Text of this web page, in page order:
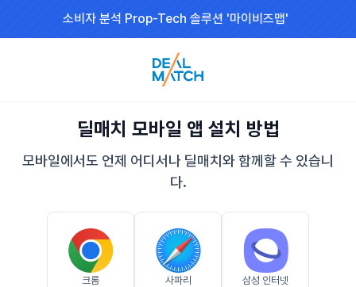
소비자 분석 Prop-Tech 솔루션 '마이비즈맵'
딜매치 모바일 앱 설치 방법
모바일에서도 언제 어디서나 딜매치와 함께할 수 있습니
다.
크롬 사파리 삼성 인터넷